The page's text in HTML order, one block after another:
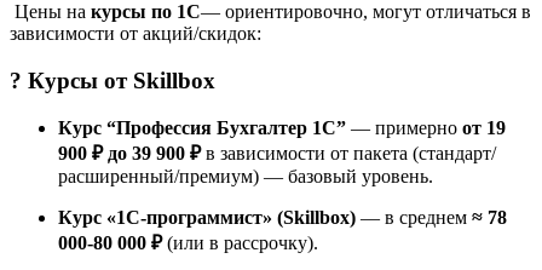
Цены на курсы по 1С— ориентировочно, могут отличаться в
зависимости от акций/скидок:
? Курсы от Skillbox
Курс “Профессия Бухгалтер 1С” — примерно от 19
900 ₽ до 39 900 ₽в зависимости от пакета (стандарт/
расширенный/премиум) — базовый уровень.
Курс «1С-программист» (Skillbox) — в среднем ≈ 78
000-80 000 ₽(или в рассрочку).